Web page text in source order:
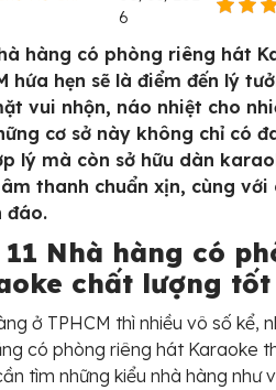
6
hàng có phòng riêng hát
hứa hẹn sẽ là điểm đến lý
vui nhộn, náo nhiệt cho
cơ sở này không chỉ có
lý mà còn sở hữu dàn
thanh chuẩn xịn, cùng
đáo.
11 Nhà hàng có
chất lượng tốt
ở TPHCM thì nhiều vô số kể,
có phòng riêng hát Karaoke
tìm những kiểu nhà hàng như